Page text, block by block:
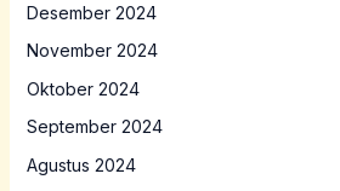
Desember 2024
November 2024
Oktober 2024
September 2024
Agustus 2024